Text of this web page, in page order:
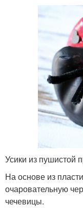
Усики из пушистой
На основе из
очаровательную
чечевицы.